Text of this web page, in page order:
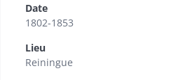
Date
1802-1853
Lieu
Reiningue